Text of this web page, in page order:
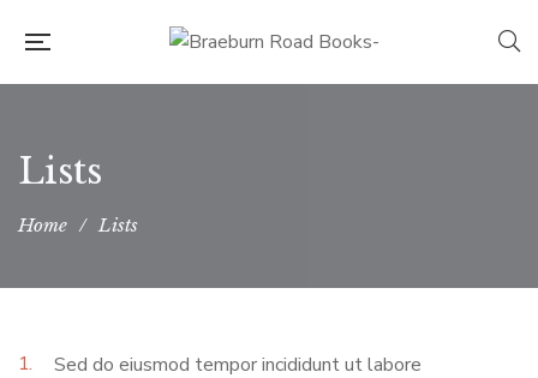
Lists
Home / Lists
1. Sed do eiusmod tempor incididunt ut labore